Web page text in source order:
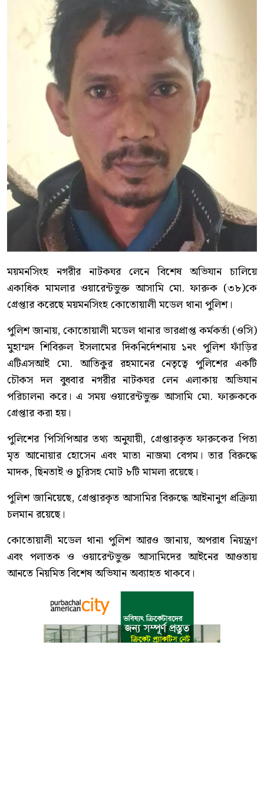
ময়মনসিংহ নগরীর নাটকঘর লেনে বিশেষ অভিযান চালিয়ে
একাধিক মামলার ওয়ারেন্টভুক্ত আসামি মো. ফারুক (৩৮)কে
গ্রেপ্তার করেছে ময়মনসিংহ কোতোয়ালী মডেল থানা পুলিশ।
পুলিশ জানায়, কোতোয়ালী মডেল থানার ভারপ্রাপ্ত কর্মকর্তা (ওসি)
মুহাম্মদ শিবিরুল ইসলামের দিকনির্দেশনায় ১নং পুলিশ ফাঁড়ির
এটিএসআই মো. আতিকুর রহমানের নেতৃত্বে পুলিশের একটি
চৌকস দল বুধবার নগরীর নাটকঘর লেন এলাকায় অভিযান
পরিচালনা করে। এ সময় ওয়ারেন্টভুক্ত আসামি মো. ফারুককে
গ্রেপ্তার করা হয়।
পুলিশের পিসিপিআর তথ্য অনুযায়ী, গ্রেপ্তারকৃত ফারুকের পিতা
মৃত আনোয়ার হোসেন এবং মাতা নাজমা বেগম। তার বিরুদ্ধে
মাদক, ছিনতাই ও চুরিসহ মোট ৮টি মামলা রয়েছে।
পুলিশ জানিয়েছে, গ্রেপ্তারকৃত আসামির বিরুদ্ধে আইনানুগ প্রক্রিয়া
চলমান রয়েছে।
কোতোয়ালী মডেল থানা পুলিশ আরও জানায়, অপরাধ নিয়ন্ত্রণ
এবং পলাতক ও ওয়ারেন্টভুক্ত আসামিদের আইনের আওতায়
আনতে নিয়মিত বিশেষ অভিযান অব্যাহত থাকবে।